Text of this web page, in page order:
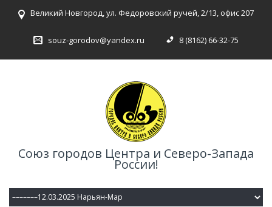
Великий Новгород, ул. Федоровский ручей, 2/13, офис 207
souz-gorodov@yandex.ru 8 (8162) 66-32-75
Союз городов Центра и Северо-Запада
России!